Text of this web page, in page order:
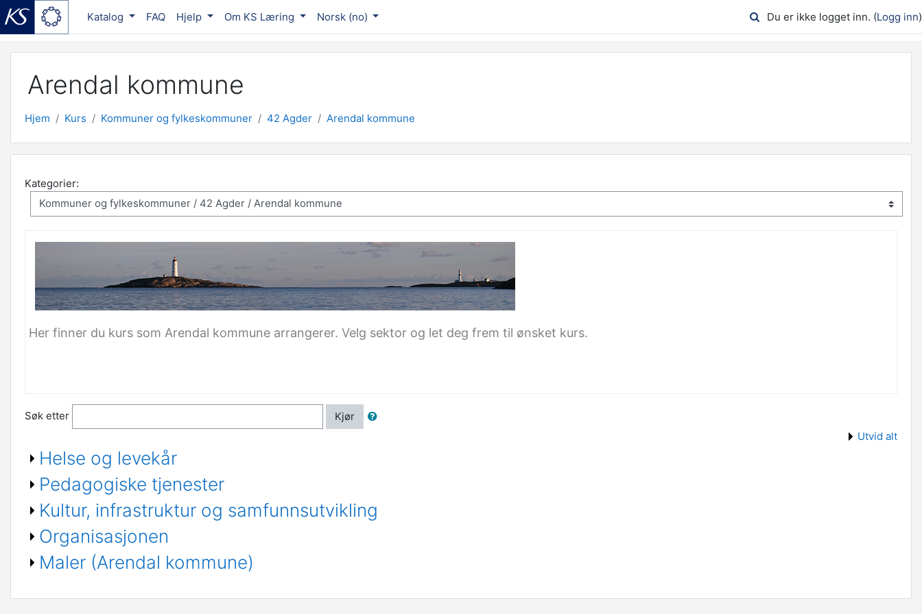
Katalog FAQ Hjelp Om KS Læring Norsk ‎(no)‎ Du er ikke logget inn. (Logg inn)
Arendal kommune
Hjem Kurs Kommuner og fylkeskommuner 42 Agder Arendal kommune
Kategorier:
Her finner du kurs som Arendal kommune arrangerer. Velg sektor og let deg frem til ønsket kurs.
Søk etter
Kjør
Utvid alt
Helse og levekår
Pedagogiske tjenester
Kultur, infrastruktur og samfunnsutvikling
Organisasjonen
Maler (Arendal kommune)